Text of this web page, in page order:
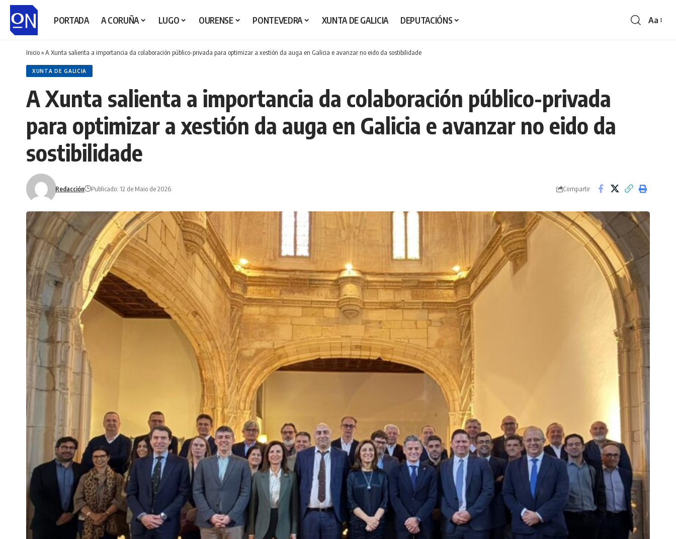
PORTADA A CORUÑA LUGO OURENSE PONTEVEDRA XUNTA DE GALICIA DEPUTACIÓNS Aa
Inicio»A Xunta salienta a importancia da colaboración público-privada para optimizar a xestión da auga en Galicia e avanzar no eido da sostibilidade
XUNTA DE GALICIA
A Xunta salienta a importancia da colaboración público-privada
para optimizar a xestión da auga en Galicia e avanzar no eido da
sostibilidade
Redacción Publicado: 12 de Maio de 2026 Compartir